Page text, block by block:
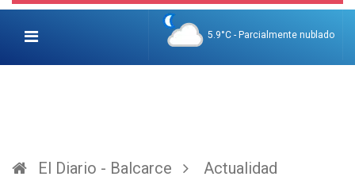
5.9°C - Parcialmente nublado
El Diario - Balcarce Actualidad